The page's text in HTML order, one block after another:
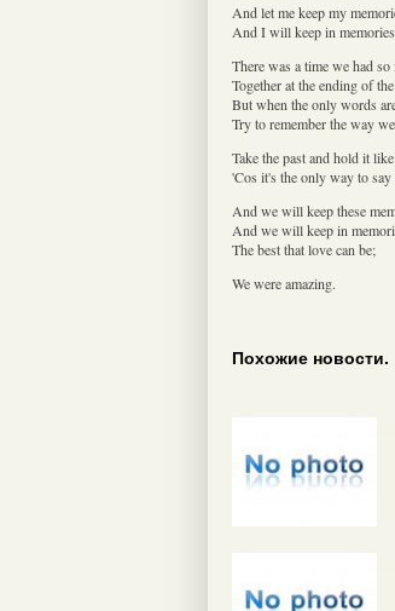
And let me keep my
And I will keep in
There was a time we had so
Together at the ending of the
But when the only words
Try to remember the way
Take the past and hold it
'Cos it's the only way to
And we will keep these
And we will keep in
The best that love can be;
We were amazing.
Похожие новости.